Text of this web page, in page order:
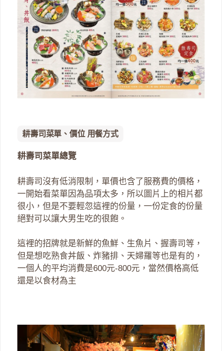
耕壽司菜單、價位 用餐方式
耕壽司菜單總覽
耕壽司沒有低消限制，單價也含了服務費的價格，
一開始看菜單因為品項太多，所以圖片上的相片都
很小，但是不要輕忽這裡的份量，一份定食的份量
絕對可以讓大男生吃的很飽。
這裡的招牌就是新鮮的魚鮮、生魚片、握壽司等，
但是想吃熟食丼飯、炸豬排、天婦羅等也是有的，
一個人的平均消費是600元-800元，當然價格高低
還是以食材為主